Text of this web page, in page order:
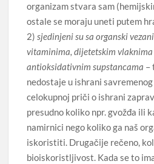
organizam stvara sam
ostale se moraju uneti putem
2)sjedinjeni su sa organski
vitaminima, dijetetskim vlaknima
antioksidativnim supstancama –
nedostaje u ishrani
celokupnoj priči o ishrani
presudno koliko npr. gvožđa ili
namirnici nego koliko ga naš
iskoristiti. Drugačije rečeno,
bioiskoristljivost. Kada se to